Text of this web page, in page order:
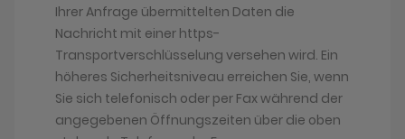
Ihrer Anfrage übermittelten Daten die
Nachricht mit einer https-
Transportverschlüsselung versehen wird. Ein
höheres Sicherheitsniveau erreichen Sie, wenn
Sie sich telefonisch oder per Fax während der
angegebenen Öffnungszeiten über die oben